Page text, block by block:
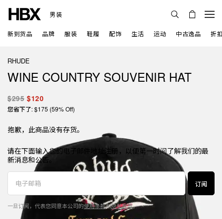
男装
新到货品 品牌 服装 鞋履 配饰 生活 运动 中古逸品 折
RHUDE
WINE COUNTRY SOUVENIR HAT
$295 $120
您省下了: $175 (59% Off)
抱歉，此商品没有存货。
请在下面输入您的电子邮件地址注册，以便第一时间了解我们的最
新消息和公告。
订阅
一旦订阅，代表您同意本公司的使用条款和隐私政策。